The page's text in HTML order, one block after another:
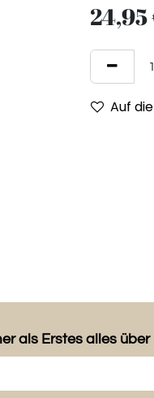
24,95
Auf
als Erstes alles